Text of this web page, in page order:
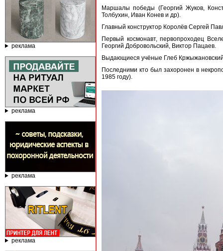
реклама
реклама
реклама
реклама
Маршалы победы (Георгий Жуков,
Толбухин, Иван Конев и др).
Главный конструктор Королёв Сергей
Первый космонавт, первопроходец
Георгий Добровольский, Виктор Пацаев.
Выдающиеся учёные Глеб
Последними кто был захоронен в
1985 году).